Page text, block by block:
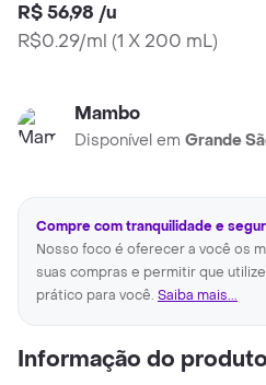
R$ 56,98 /u
R$0.29/ml (1 X 200 mL)
Mambo
Disponível em Grande
Compre com tranquilidade e
Nosso foco é oferecer a você os
suas compras e permitir que
prático para você. Saiba mais...
Informação do produto